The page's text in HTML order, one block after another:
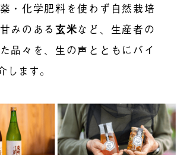
・化学肥料を使わず自然栽培
みのある玄米など、生産者の
品々を、生の声とともにバイ
します。